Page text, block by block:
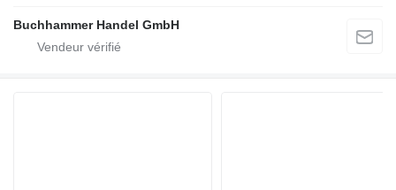
Buchhammer Handel GmbH